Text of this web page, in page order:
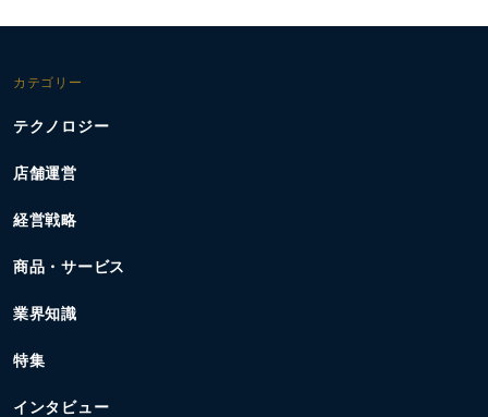
カテゴリー
テクノロジー
店舗運営
経営戦略
商品・サービス
業界知識
特集
インタビュー